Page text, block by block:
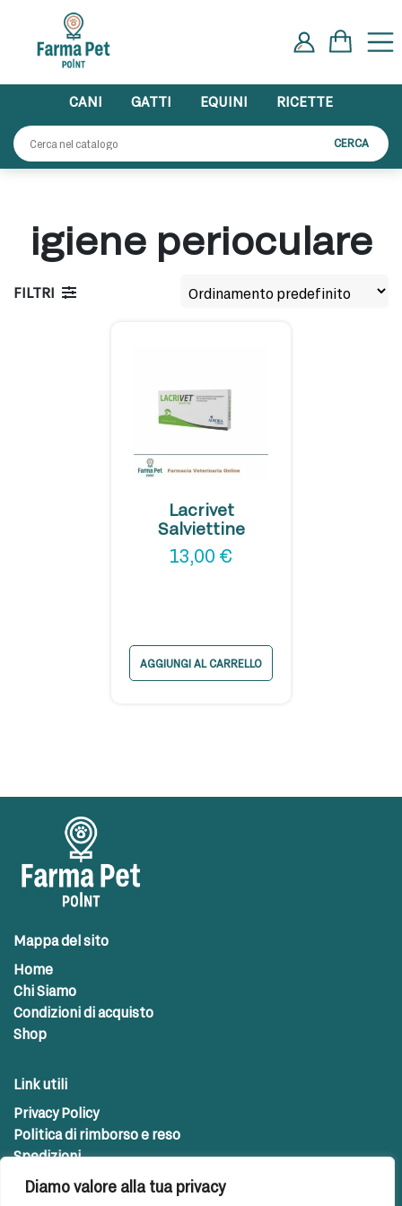
Diamo valore alla tua privacy
content
CANI GATTI EQUINI
RICETTE
CERCA
igiene perioculare
FILTRI
Lacrivet
Salviettine
13,00 €
AGGIUNGI AL CARRELLO
Mappa del sito
Home
Chi Siamo
Condizioni di acquisto
Shop
Link utili
Privacy Policy
Politica di rimborso e reso
Spedizioni